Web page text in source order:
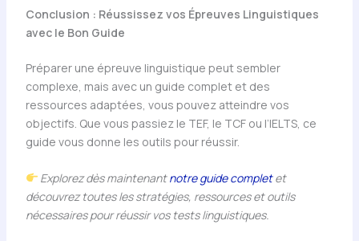
Conclusion : Réussissez vos Épreuves Linguistiques
avec le Bon Guide
Préparer une épreuve linguistique peut sembler
complexe, mais avec un guide complet et des
ressources adaptées, vous pouvez atteindre vos
objectifs. Que vous passiez le TEF, le TCF ou l’IELTS, ce
guide vous donne les outils pour réussir.
Explorez dès maintenantnotre guide completet
découvrez toutes les stratégies, ressources et outils
nécessaires pour réussir vos tests linguistiques.